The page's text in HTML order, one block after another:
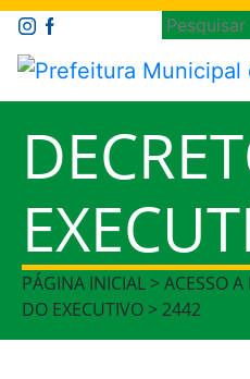
PÁGINA INICIAL > ACESSO
DO EXECUTIVO > 2442